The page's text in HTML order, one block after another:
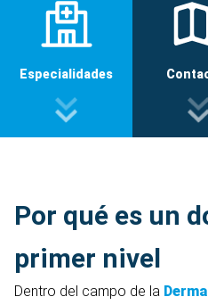
Especialidades
Por qué es un
primer nivel
Dentro del campo de la